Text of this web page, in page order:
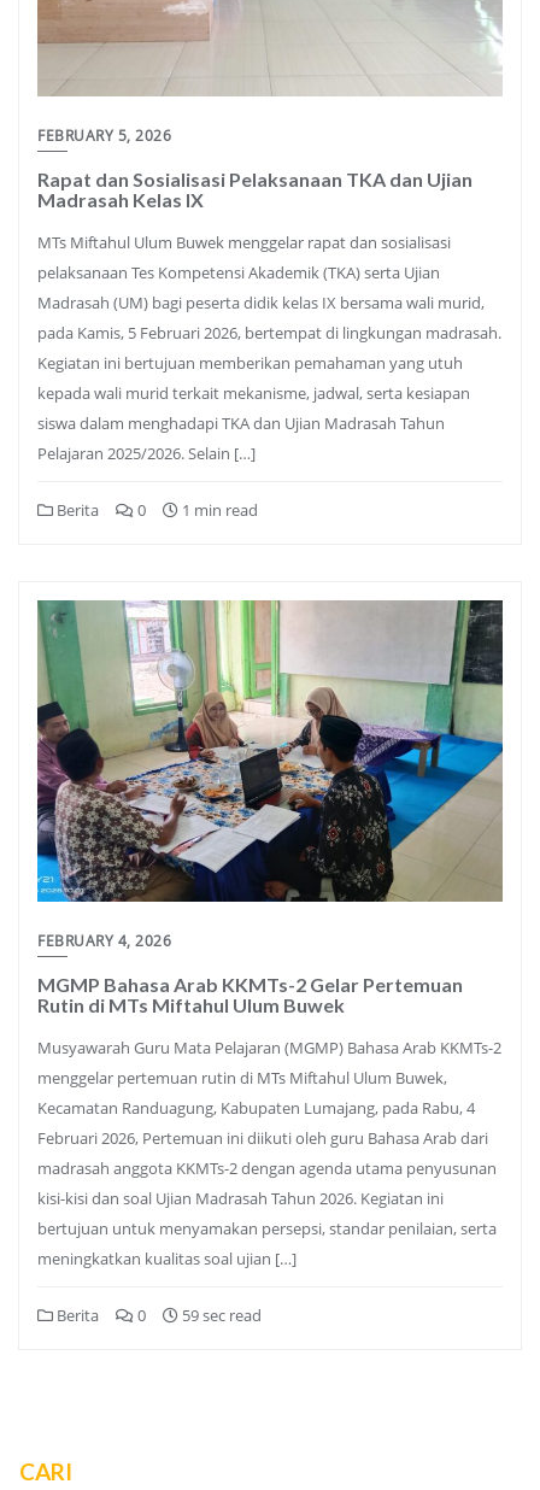
FEBRUARY 5, 2026
Rapat dan Sosialisasi Pelaksanaan TKA dan Ujian
Madrasah Kelas IX
MTs Miftahul Ulum Buwek menggelar rapat dan sosialisasi
pelaksanaan Tes Kompetensi Akademik (TKA) serta Ujian
Madrasah (UM) bagi peserta didik kelas IX bersama wali murid,
pada Kamis, 5 Februari 2026, bertempat di lingkungan madrasah.
Kegiatan ini bertujuan memberikan pemahaman yang utuh
kepada wali murid terkait mekanisme, jadwal, serta kesiapan
siswa dalam menghadapi TKA dan Ujian Madrasah Tahun
Pelajaran 2025/2026. Selain […]
Berita 0 1 min read
FEBRUARY 4, 2026
MGMP Bahasa Arab KKMTs-2 Gelar Pertemuan
Rutin di MTs Miftahul Ulum Buwek
Musyawarah Guru Mata Pelajaran (MGMP) Bahasa Arab KKMTs-2
menggelar pertemuan rutin di MTs Miftahul Ulum Buwek,
Kecamatan Randuagung, Kabupaten Lumajang, pada Rabu, 4
Februari 2026, Pertemuan ini diikuti oleh guru Bahasa Arab dari
madrasah anggota KKMTs-2 dengan agenda utama penyusunan
kisi-kisi dan soal Ujian Madrasah Tahun 2026. Kegiatan ini
bertujuan untuk menyamakan persepsi, standar penilaian, serta
meningkatkan kualitas soal ujian […]
Berita 0 59 sec read
CARI